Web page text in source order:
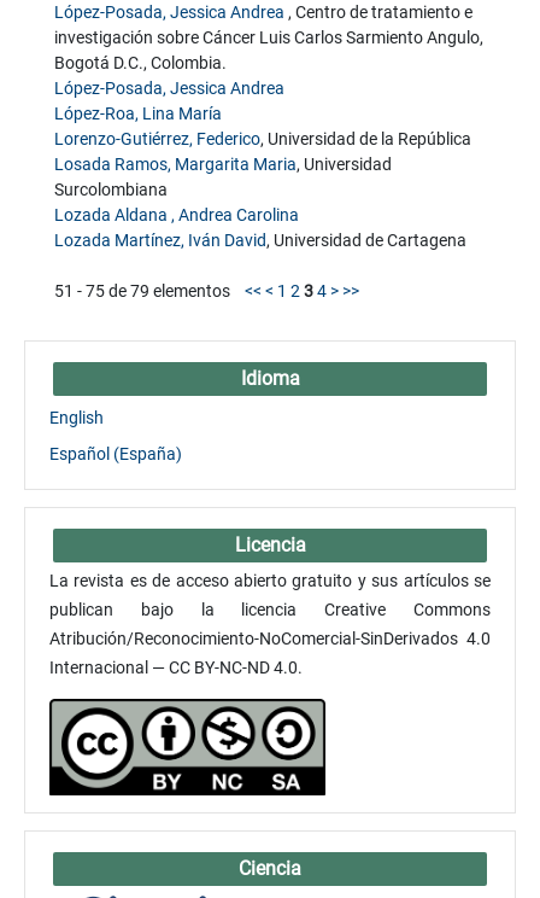
López-Posada, Jessica Andrea , Centro de tratamiento e
investigación sobre Cáncer Luis Carlos Sarmiento Angulo,
Bogotá D.C., Colombia.
López-Posada, Jessica Andrea
López-Roa, Lina María
Lorenzo-Gutiérrez, Federico, Universidad de la República
Losada Ramos, Margarita Maria, Universidad
Surcolombiana
Lozada Aldana , Andrea Carolina
Lozada Martínez, Iván David, Universidad de Cartagena
51 - 75 de 79 elementos << < 1 2 3 4 > >>
Idioma
English
Español (España)
Licencia
La revista es de acceso abierto gratuito y sus artículos se
publican bajo la licencia Creative Commons
Atribución/Reconocimiento-NoComercial-SinDerivados 4.0
Internacional — CC BY-NC-ND 4.0.
Ciencia